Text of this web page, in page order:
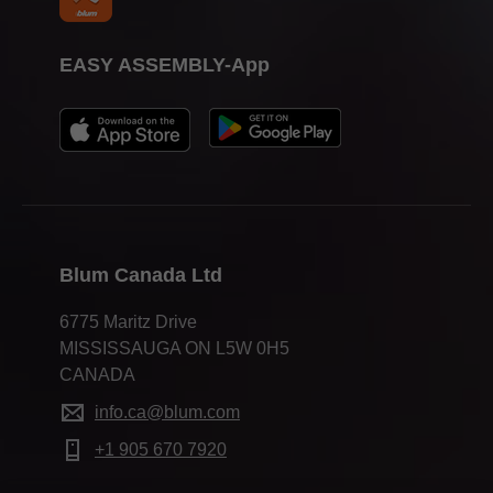
Blum Canada Ltd
6775 Maritz Drive
MISSISSAUGA ON L5W 0H5
CANADA
info.ca@blum.com
+1 905 670 7920
EASY ASSEMBLY-App